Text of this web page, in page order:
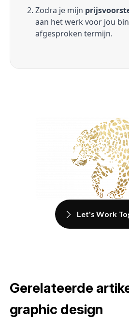
Zodra je mijn
aan het werk voor jou
afgesproken termijn.
Let's Work
Gerelateerde
graphic design